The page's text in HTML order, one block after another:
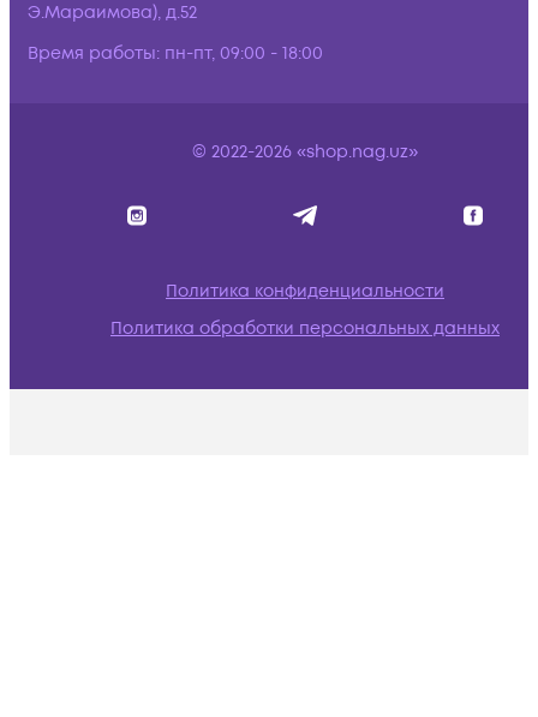
Э.Мараимова), д.52
Время работы: пн-пт, 09:00 - 18:00
© 2022-2026 «shop.nag.uz»
Политика конфиденциальности
Политика обработки персональных данных